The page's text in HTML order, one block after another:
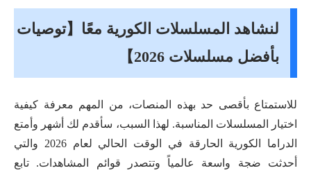
لنشاهد المسلسلات الكورية معًا【توصيات
بأفضل مسلسلات 2026】
للاستمتاع بأقصى حد بهذه المنصات، من المهم معرفة كيفية
اختيار المسلسلات المناسبة. لهذا السبب، سأقدم لك أشهر وأمتع
الدراما الكورية الحارقة في الوقت الحالي لعام 2026 والتي
أحدثت ضجة واسعة عالمياً وتتصدر قوائم المشاهدات. تابع